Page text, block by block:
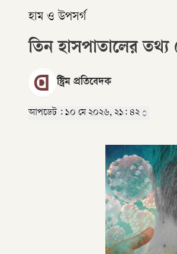
হাম ও উপসর্গ
তিন হাসপাতালের
স্ট্রিম প্রতিবেদক
আপডেট : ১০ মে ২০২৬, ২১: ৪২